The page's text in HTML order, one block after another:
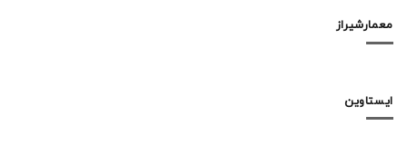
معمارشیراز
ایستاوین